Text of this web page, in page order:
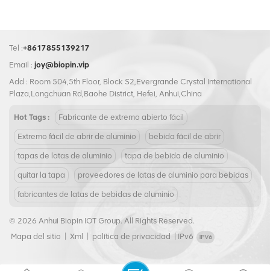
Tel :+8617855139217
Email : joy@biopin.vip
Add : Room 504,5th Floor, Block S2,Evergrande Crystal International
Plaza,Longchuan Rd,Baohe District, Hefei, Anhui,China
Hot Tags : Fabricante de extremo abierto fácil
Extremo fácil de abrir de aluminio bebida fácil de abrir
tapas de latas de aluminio tapa de bebida de aluminio
quitar la tapa proveedores de latas de aluminio para bebidas
fabricantes de latas de bebidas de aluminio
© 2026 Anhui Biopin IOT Group. All Rights Reserved.
Mapa del sitio
Xml política de privacidad IPv6